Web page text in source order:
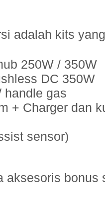
adalah kits
250W / 350W
DC 350W
handle gas
+ Charger dan
sensor)
aksesoris bonus